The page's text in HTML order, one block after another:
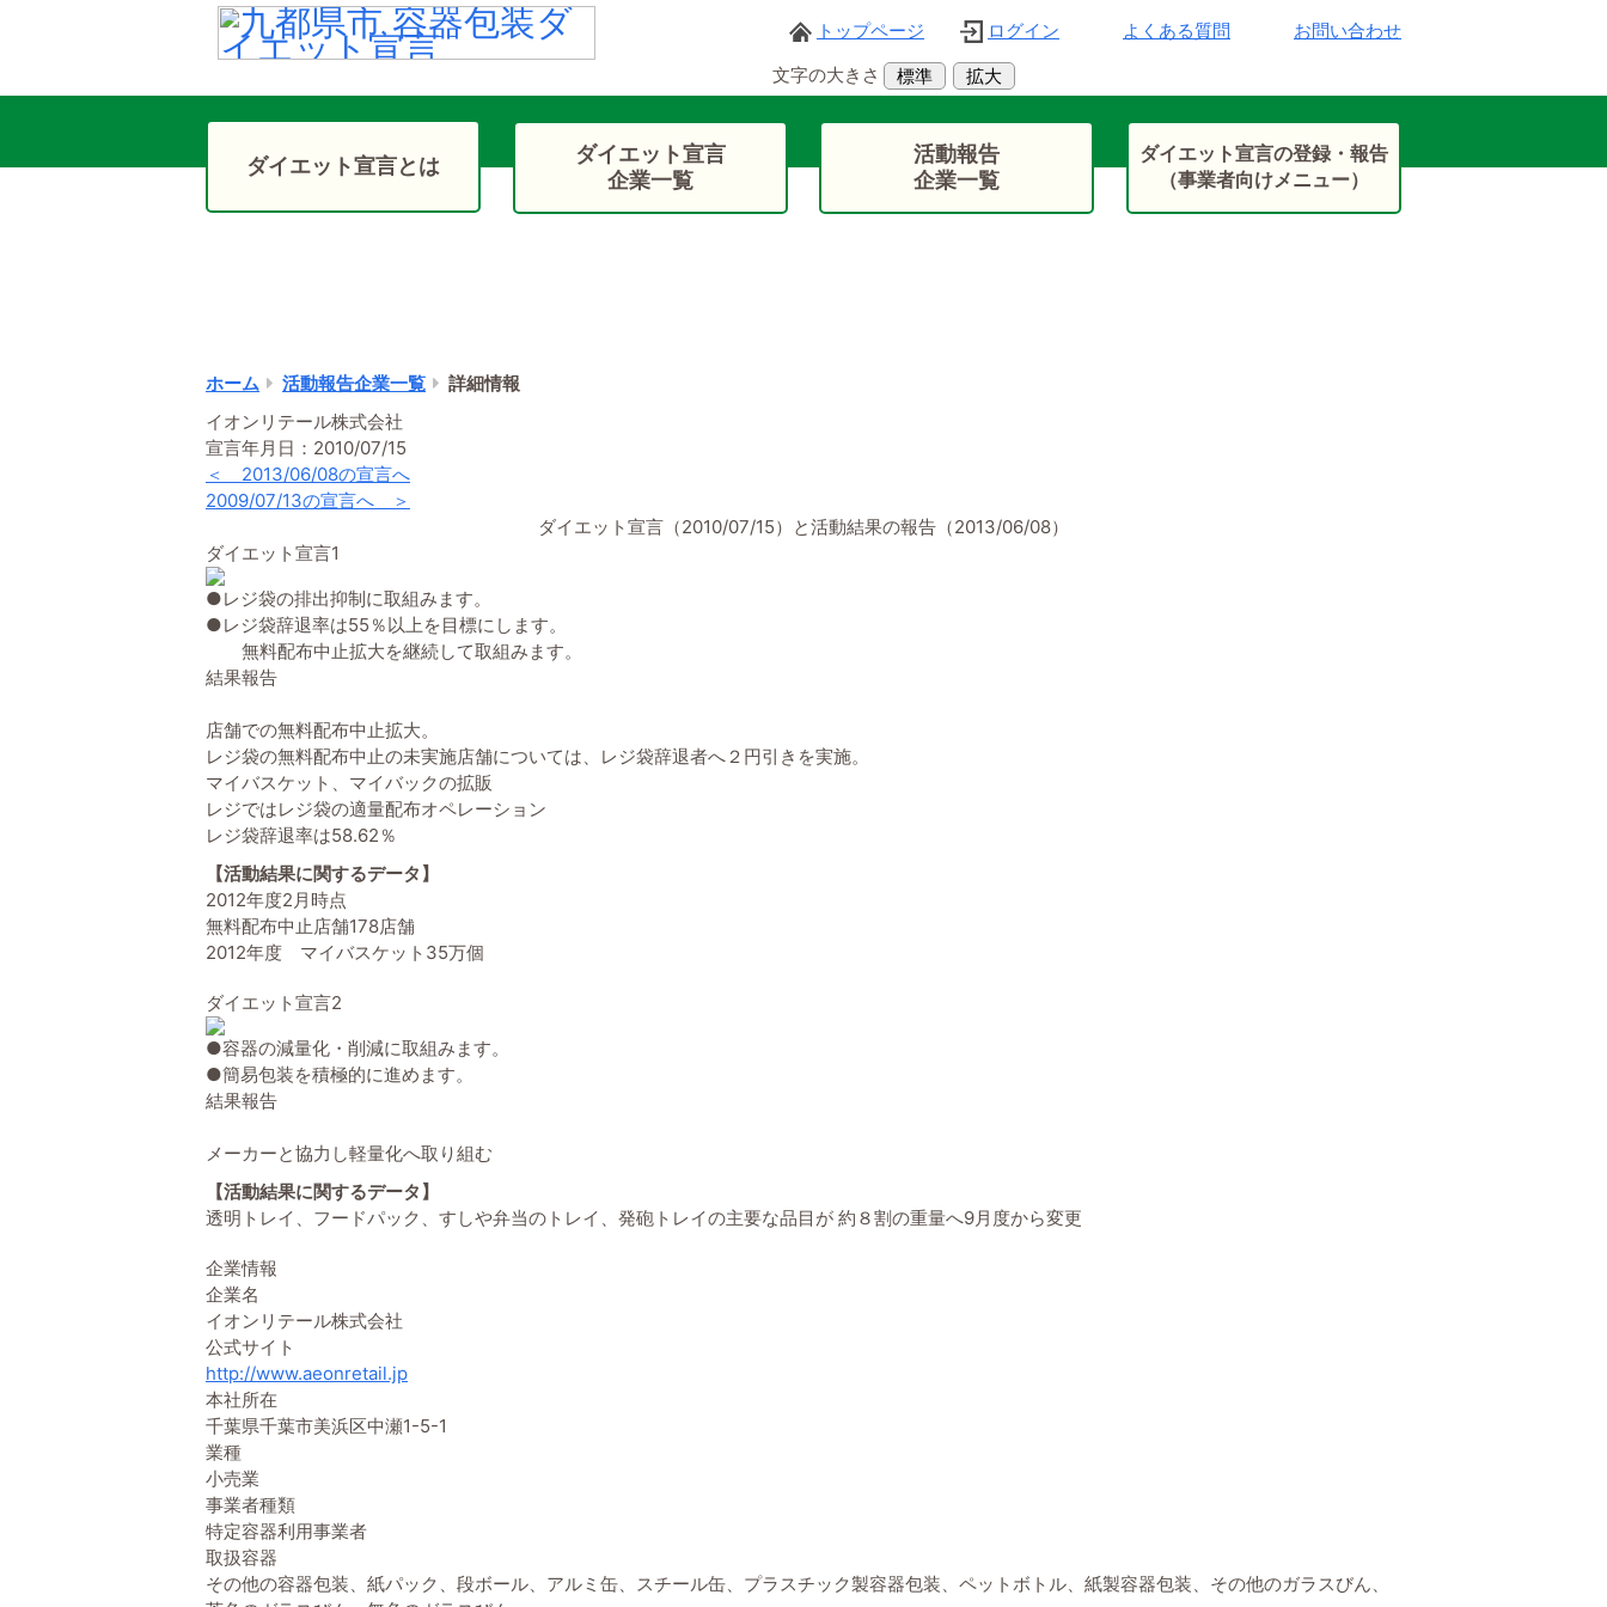
Notice: Undefined variable: PastTargetListMakeUp_ary in /home/users/1/8tokenshi/web/diet-youki_jp/activity_report_list/activity_report_detail.php on line
トップページ ログイン よくある質問
お問い合わせ
文字の大きさ
標準 拡大
ダイエット宣言とは
ダイエット宣言
企業一覧
活動報告
企業一覧
ダイエット宣言の登録・報告
（事業者向けメニュー）
ホーム 活動報告企業一覧
詳細情報
イオンリテール株式会社
宣言年月日：2010/07/15
＜ 2013/06/08の宣言へ
2009/07/13の宣言へ ＞
ダイエット宣言（2010/07/15）と活動結果の報告（2013/06/08）
ダイエット宣言1
●レジ袋の排出抑制に取組みます。
●レジ袋辞退率は55％以上を目標にします。
無料配布中止拡大を継続して取組みます。
結果報告
店舗での無料配布中止拡大。
レジ袋の無料配布中止の未実施店舗については、レジ袋辞退者へ２円引きを実施。
マイバスケット、マイバックの拡販
レジではレジ袋の適量配布オペレーション
レジ袋辞退率は58.62％
【活動結果に関するデータ】
2012年度2月時点
無料配布中止店舗178店舗
2012年度 マイバスケット35万個
ダイエット宣言2
●容器の減量化・削減に取組みます。
●簡易包装を積極的に進めます。
結果報告
メーカーと協力し軽量化へ取り組む
【活動結果に関するデータ】
透明トレイ、フードパック、すしや弁当のトレイ、発砲トレイの主要な品目が 約８割の重量へ9月度から変更
企業情報
企業名
イオンリテール株式会社
公式サイト
http://www.aeonretail.jp
本社所在
千葉県千葉市美浜区中瀬1-5-1
業種
小売業
事業者種類
特定容器利用事業者
取扱容器
その他の容器包装、紙パック、段ボール、アルミ缶、スチール缶、プラスチック製容器包装、ペットボトル、紙製容器包装、その他のガラスびん、